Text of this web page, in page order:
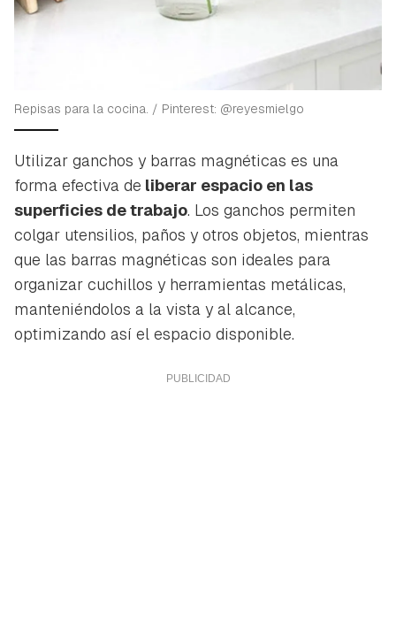
Repisas para la cocina. / Pinterest: @reyesmielgo
Utilizar ganchos y barras magnéticas es una
forma efectiva de liberar espacio en las
superficies de trabajo. Los ganchos permiten
colgar utensilios, paños y otros objetos, mientras
que las barras magnéticas son ideales para
organizar cuchillos y herramientas metálicas,
manteniéndolos a la vista y al alcance,
optimizando así el espacio disponible.